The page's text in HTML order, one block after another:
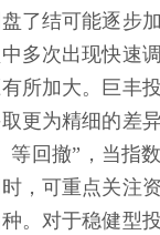
了结可能逐步
多次出现快速
所加大。巨丰
更为精细的差
等回撤”，当指
，可重点关注
。对于稳健型